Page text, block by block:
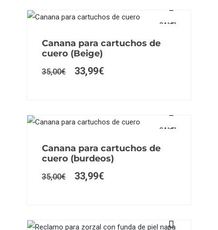
SALE!
Canana para cartuchos de
cuero (Beige)
35,00€ 33,99€
SALE!
Canana para cartuchos de
cuero (burdeos)
35,00€ 33,99€